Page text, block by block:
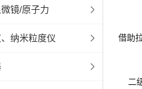
镜/原子力
纳米粒度仪 借助
二